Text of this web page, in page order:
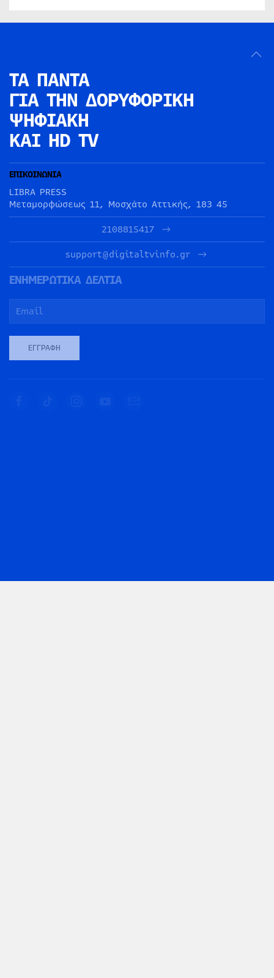
ΤΑ ΠΑΝΤΑ
ΓΙΑ ΤΗΝ ΔΟΡΥΦΟΡΙΚΗ
ΨΗΦΙΑΚΗ
ΚΑΙ HD TV
ΕΠΙΚΟΙΝΩΝΙΑ
LIBRA PRESS
Μεταμορφώσεως 11, Μοσχάτο Αττικής, 183 45
2108815417
support@digitaltvinfo.gr
ΕΝΗΜΕΡΩΤΙΚΑ ΔΕΛΤΙΑ
ΕΓΓΡΑΦΉ